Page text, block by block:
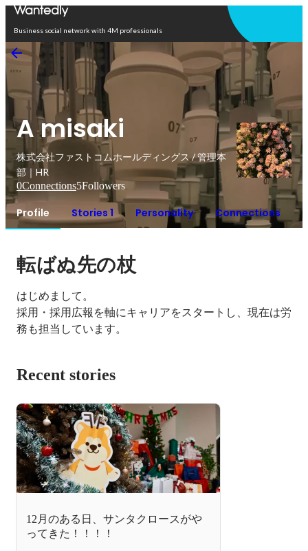
Business social network with 4M professionals
A misaki
株式会社ファストコムホールディングス / 管理本
部｜HR
0Connections5Followers
Profile Stories 1 Personality Connections
転ばぬ先の杖
はじめまして。
採用・採用広報を軸にキャリアをスタートし、現在は労
務も担当しています。
Recent stories
12月のある日、サンタクロースがや
ってきた！！！！